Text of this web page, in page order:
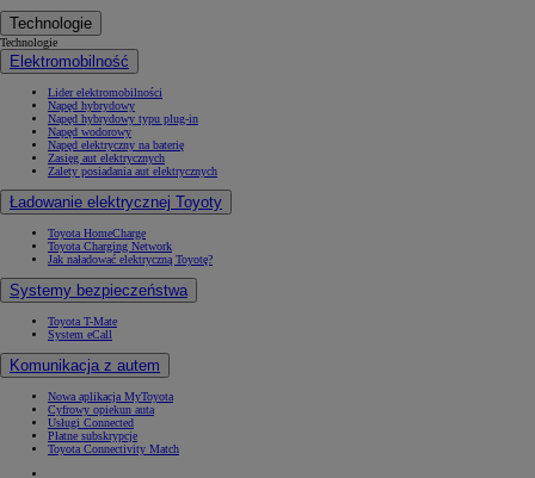
Technologie
Technologie
Elektromobilność
Lider elektromobilności
Napęd hybrydowy
Napęd hybrydowy typu plug-in
Napęd wodorowy
Napęd elektryczny na baterię
Zasięg aut elektrycznych
Zalety posiadania aut elektrycznych
Ładowanie elektrycznej Toyoty
Toyota HomeCharge
Toyota Charging Network
Jak naładować elektryczną Toyotę?
Systemy bezpieczeństwa
Toyota T-Mate
System eCall
Komunikacja z autem
Nowa aplikacja MyToyota
Cyfrowy opiekun auta
Usługi Connected
Płatne subskrypcje
Toyota Connectivity Match